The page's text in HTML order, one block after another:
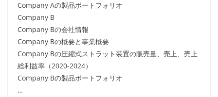
Company Aの製品ポートフォリオ
Company B
Company Bの会社情報
Company Bの概要と事業概要
Company Bの圧縮式ストラット装置の販売量、売上、売上
総利益率（2020-2024）
Company Bの製品ポートフォリオ
…